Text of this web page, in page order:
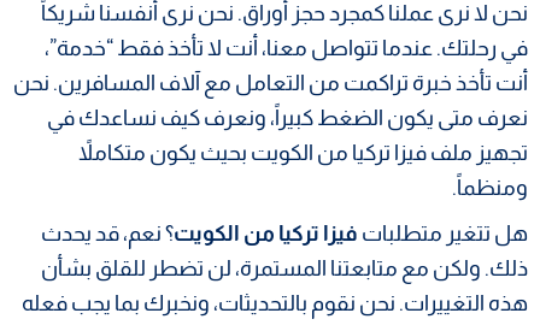
نحن لا نرى عملنا كمجرد حجز أوراق. نحن نرى أنفسنا شريكاً
في رحلتك. عندما تتواصل معنا، أنت لا تأخذ فقط “خدمة”،
أنت تأخذ خبرة تراكمت من التعامل مع آلاف المسافرين. نحن
نعرف متى يكون الضغط كبيراً، ونعرف كيف نساعدك في
تجهيز ملف فيزا تركيا من الكويت بحيث يكون متكاملاً
ومنظماً.
هل تتغير متطلبات فيزا تركيا من الكويت؟ نعم، قد يحدث
ذلك. ولكن مع متابعتنا المستمرة، لن تضطر للقلق بشأن
هذه التغييرات. نحن نقوم بالتحديثات، ونخبرك بما يجب فعله